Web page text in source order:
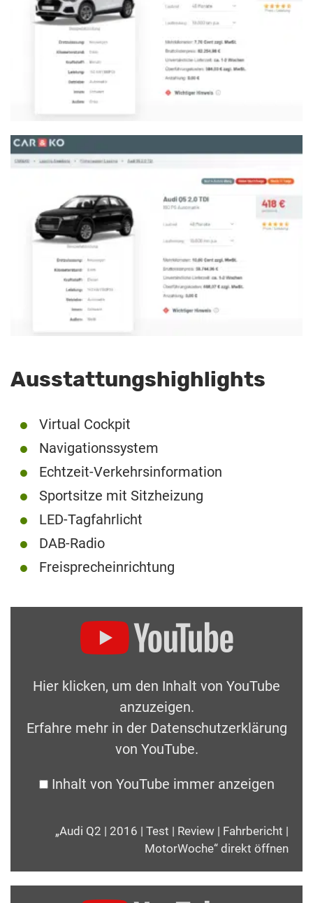
Ausstattungshighlights
Virtual Cockpit
Navigationssystem
Echtzeit-Verkehrsinformation
Sportsitze mit Sitzheizung
LED-Tagfahrlicht
DAB-Radio
Freisprecheinrichtung
Hier klicken, um den Inhalt von YouTube
anzuzeigen.
Erfahre mehr in der Datenschutzerklärung
von YouTube.
Inhalt von YouTube immer anzeigen
„Audi Q2 | 2016 | Test | Review | Fahrbericht |
MotorWoche“ direkt öffnen